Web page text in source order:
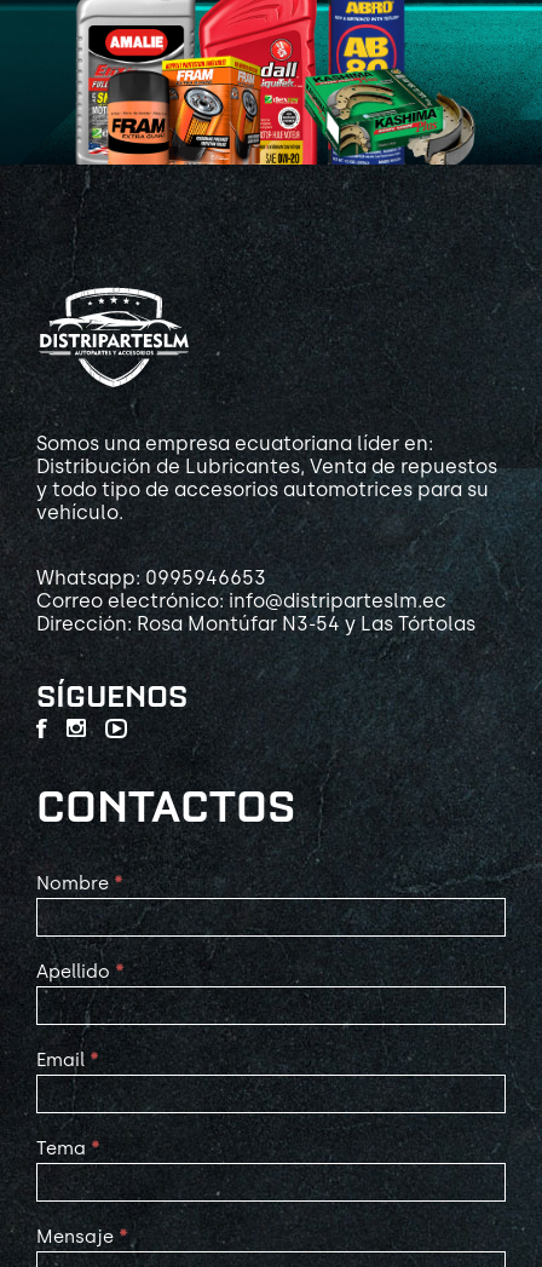
Somos una empresa ecuatoriana líder en:
Distribución de Lubricantes, Venta de repuestos
y todo tipo de accesorios automotrices para su
vehículo.
Whatsapp: 0995946653
Correo electrónico: info@distriparteslm.ec
Dirección: Rosa Montúfar N3-54 y Las Tórtolas
SÍGUENOS
CONTACTOS
Contact
Us
Nombre *
Apellido *
Email *
Tema *
Mensaje *